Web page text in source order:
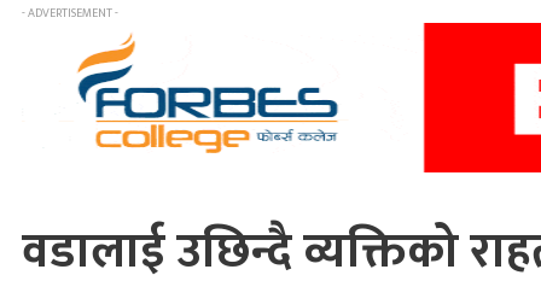
- ADVERTISEMENT -
वडालाई उछिन्दै व्यक्तिको